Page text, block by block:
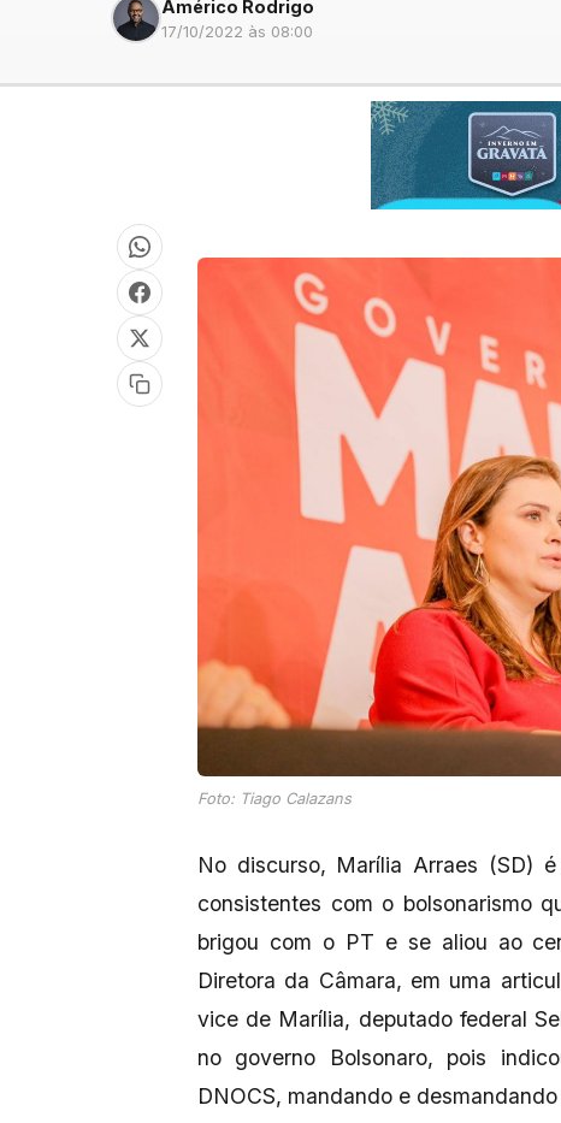
Américo Rodrigo
17/10/2022 às 08:00
Foto: Tiago Calazans
No discurso, Marília Arraes (SD)
consistentes com o bolsonarismo
brigou com o PT e se aliou ao
Diretora da Câmara, em uma
vice de Marília, deputado federal
no governo Bolsonaro, pois
DNOCS, mandando e